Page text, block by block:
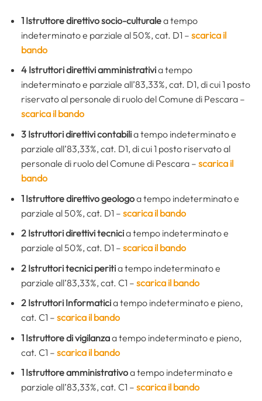
1 Istruttore direttivo socio-culturalea tempo
indeterminato e parziale al 50%, cat. D1 – scarica il
bando
4 Istruttori direttivi amministrativia tempo
indeterminato e parziale all’83,33%, cat. D1, di cui 1 posto
riservato al personale di ruolo del Comune di Pescara –
scarica il bando
3 Istruttori direttivi contabilia tempo indeterminato e
parziale all’83,33%, cat. D1, di cui 1 posto riservato al
personale di ruolo del Comune di Pescara – scarica il
bando
1 Istruttore direttivo geologoa tempo indeterminato e
parziale al 50%, cat. D1 – scarica il bando
2 Istruttori direttivi tecnicia tempo indeterminato e
parziale al 50%, cat. D1 – scarica il bando
2 Istruttori tecnici peritia tempo indeterminato e
parziale all’83,33%, cat. C1 – scarica il bando
2 Istruttori Informaticia tempo indeterminato e pieno,
cat. C1 – scarica il bando
1 Istruttore di vigilanzaa tempo indeterminato e pieno,
cat. C1 – scarica il bando
1 Istruttore amministrativoa tempo indeterminato e
parziale all’83,33%, cat. C1 – scarica il bando